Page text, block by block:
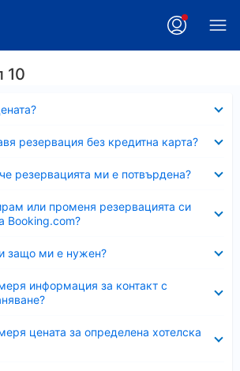
10
резервация без кредитна карта?
резервацията ми е потвърдена?
или променя резервацията си
Booking.com?
защо ми е нужен?
информация за контакт с
цената за определена хотелска